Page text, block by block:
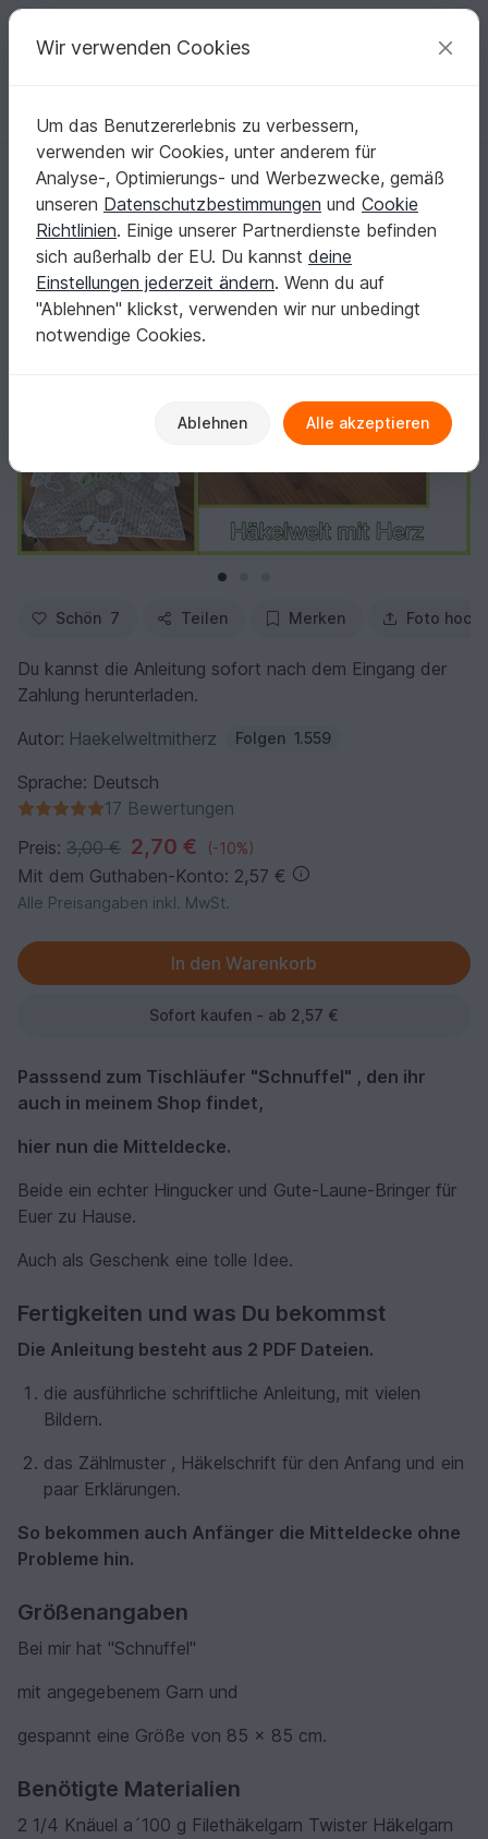
Deine kreativen Ideen
Deutsch | € (EUR) einloggen Kostenlos registrieren
Startseite Häkeln Festlichkeiten Ostern
Häkeln / Mitteldecke "Schnuffel"
Häkeln / Mitteldecke "Schnuffel"
Schön 7 Teilen Merken Foto
Du kannst die Anleitung sofort nach dem Eingang der
Zahlung herunterladen.
Autor: Haekelweltmitherz Folgen 1.559
Sprache: Deutsch
17 Bewertungen
Preis: 3,00 € 2,70 € (-10%)
Mit dem Guthaben-Konto: 2,57 €
Alle Preisangaben inkl. MwSt.
Sofort kaufen - ab 2,57 €
Passsend zum Tischläufer "Schnuffel" , den ihr
auch in meinem Shop findet,
hier nun die Mitteldecke.
Beide ein echter Hingucker und Gute-Laune-Bringer für
Euer zu Hause.
Auch als Geschenk eine tolle Idee.
Fertigkeiten und was Du bekommst
Die Anleitung besteht aus 2 PDF Dateien.
die ausführliche schriftliche Anleitung, mit vielen
Bildern.
das Zählmuster , Häkelschrift für den Anfang und ein
paar Erklärungen.
So bekommen auch Anfänger die Mitteldecke ohne
Probleme hin.
Größenangaben
Bei mir hat "Schnuffel"
mit angegebenem Garn und
gespannt eine Größe von 85 x 85 cm.
Benötigte Materialien
2 1/4 Knäuel a´100 g Filethäkelgarn Twister Häkelgarn
Wir verwenden Cookies
Um das Benutzererlebnis zu verbessern,
verwenden wir Cookies, unter anderem für
Analyse-, Optimierungs- und Werbezwecke, gemäß
unseren Datenschutzbestimmungen und Cookie
Richtlinien. Einige unserer Partnerdienste befinden
sich außerhalb der EU. Du kannst deine
Einstellungen jederzeit ändern. Wenn du auf
"Ablehnen" klickst, verwenden wir nur unbedingt
notwendige Cookies.
Ablehnen Alle akzeptieren